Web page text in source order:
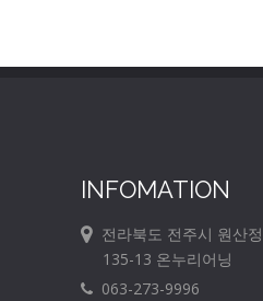
INFOMATION
전라북도 전주시 원산
135-13 온누리어닝
063-273-9996